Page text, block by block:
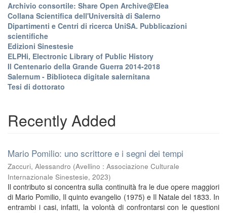
Archivio consortile: Share Open Archive@Elea
Collana Scientifica dell'Università di Salerno
Dipartimenti e Centri di ricerca UniSA. Pubblicazioni
scientifiche
Edizioni Sinestesie
ELPHi, Electronic Library of Public History
Il Centenario della Grande Guerra 2014-2018
Salernum - Biblioteca digitale salernitana
Tesi di dottorato
Recently Added
Mario Pomilio: uno scrittore e i segni dei tempi
Zaccuri, Alessandro (Avellino : Associazione Culturale
Internazionale Sinestesie, 2023)
Il contributo si concentra sulla continuità fra le due opere maggiori
di Mario Pomilio, Il quinto evangelio (1975) e Il Natale del 1833. In
entrambi i casi, infatti, la volontà di confrontarsi con le questioni